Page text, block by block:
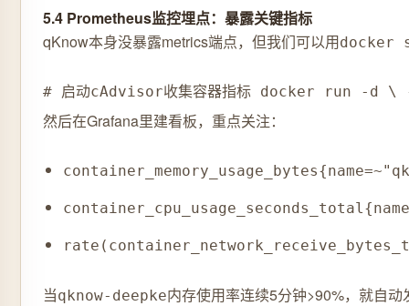
5.4 Prometheus监控埋点：暴露关键指标
qKnow本身没暴露metrics端点，但我们可以用docker
# 启动cAdvisor收集容器指标 docker
然后在Grafana里建看板，重点关注：
当qknow-deepke内存使用率连续5分钟>90%，就自